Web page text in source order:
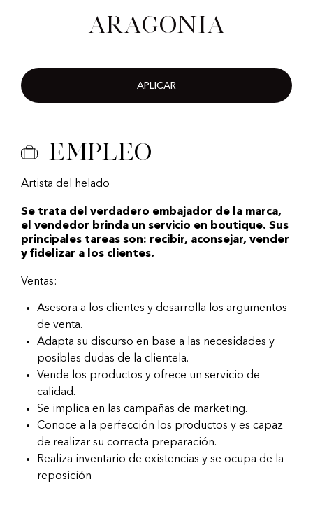
Aragonia
APLICAR
Empleo
Artista del helado
Se trata del verdadero embajador de la marca,
el vendedor brinda un servicio en boutique. Sus
principales tareas son: recibir, aconsejar, vender
y fidelizar a los clientes.
Ventas:
Asesora a los clientes y desarrolla los argumentos
de venta.
Adapta su discurso en base a las necesidades y
posibles dudas de la clientela.
Vende los productos y ofrece un servicio de
calidad.
Se implica en las campañas de marketing.
Conoce a la perfección los productos y es capaz
de realizar su correcta preparación.
Realiza inventario de existencias y se ocupa de la
reposición